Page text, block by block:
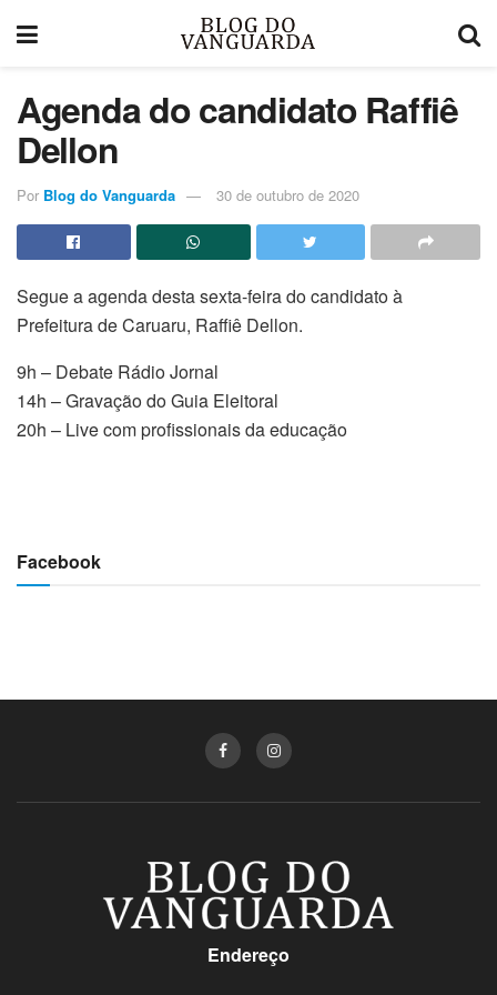
Agenda do candidato Raffiê
Dellon
Por Blog do Vanguarda 30 de outubro de 2020
Segue a agenda desta sexta-feira do candidato à
Prefeitura de Caruaru, Raffiê Dellon.
9h – Debate Rádio Jornal
14h – Gravação do Guia Eleitoral
20h – Live com profissionais da educação
Facebook
Endereço